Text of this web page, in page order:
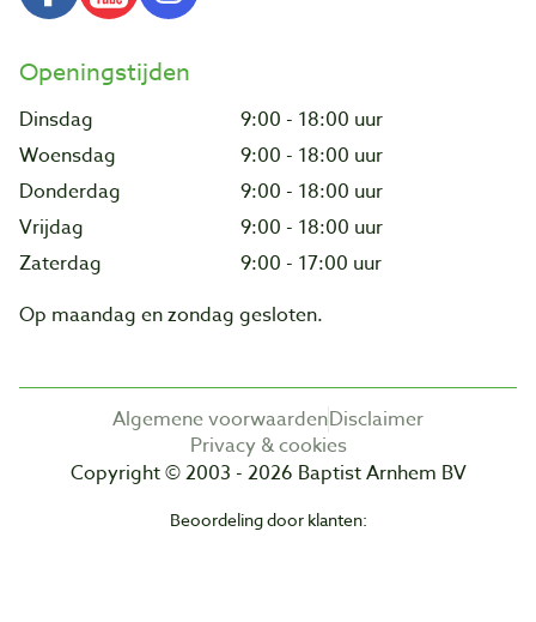
Openingstijden
Dinsdag
9:00 - 18:00 uur
Woensdag
9:00 - 18:00 uur
Donderdag
9:00 - 18:00 uur
Vrijdag
9:00 - 18:00 uur
Zaterdag
9:00 - 17:00 uur
Op maandag en zondag gesloten.
Algemene voorwaardenDisclaimer
Privacy & cookies
Copyright © 2003 - 2026 Baptist Arnhem BV
Beoordeling door klanten: